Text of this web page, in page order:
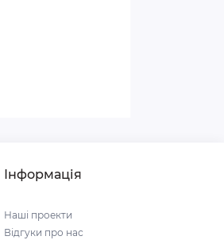
Інформація
Наші проекти
Відгуки про нас